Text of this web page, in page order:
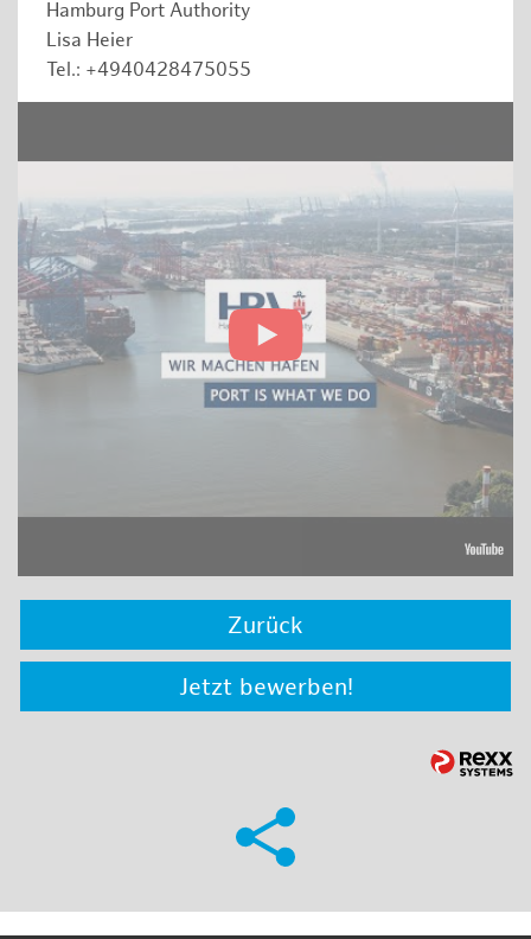
Hamburg Port Authority
Lisa Heier
Tel.: +4940428475055
Zurück
Jetzt bewerben!